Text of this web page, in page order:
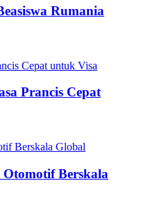
Rumania
Prancis Cepat
Berskala